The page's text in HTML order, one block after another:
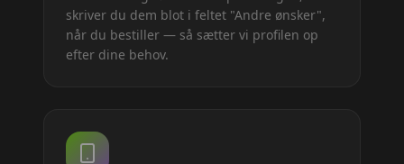
skriver du dem blot i feltet "Andre ønsker",
når du bestiller — så sætter vi profilen op
efter dine behov.